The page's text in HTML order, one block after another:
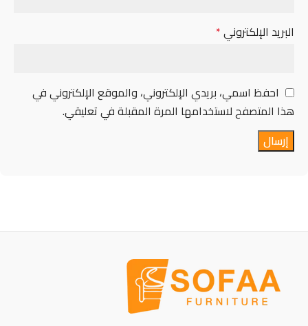
البريد الإلكتروني*
احفظ اسمي، بريدي الإلكتروني، والموقع الإلكتروني في
هذا المتصفح لاستخدامها المرة المقبلة في تعليقي.